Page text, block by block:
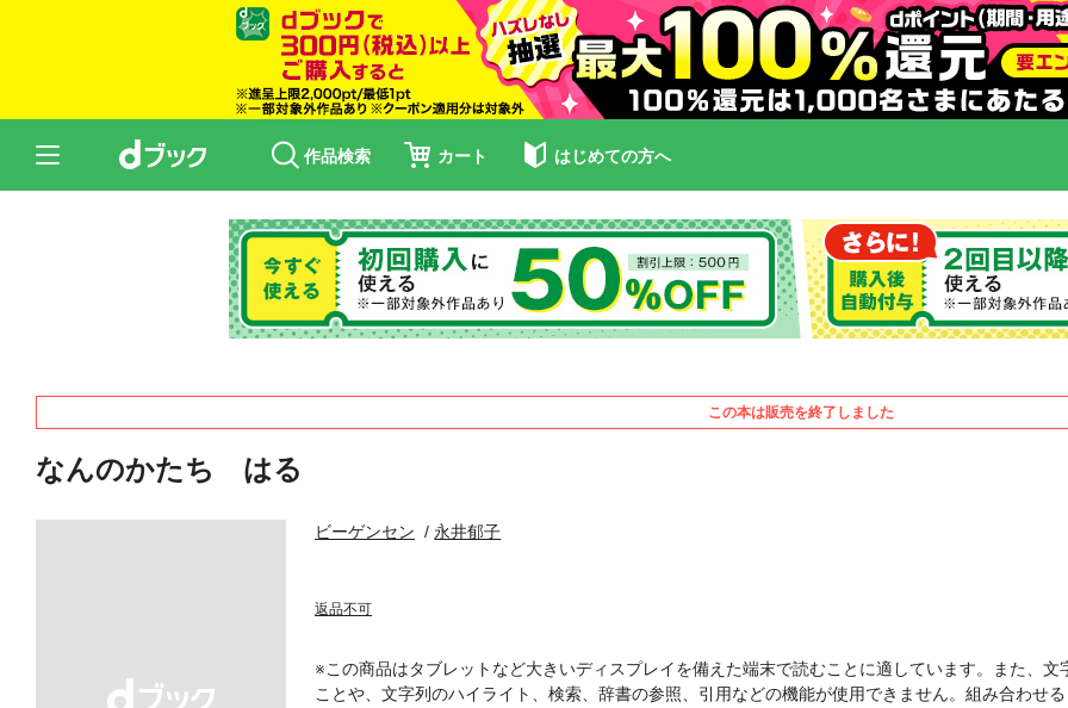
作品検索 カート はじめての方へ
この本は販売を終了しました
なんのかたち はる
ビーゲンセン 永井郁子
返品不可
※この商品はタブレットなど大きいディスプレイを備えた端末で読むことに適しています。また、文
ことや、文字列のハイライト、検索、辞書の参照、引用などの機能が使用できません。組み合わせ